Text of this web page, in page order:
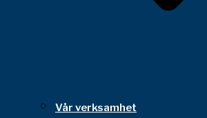
Vår verksamhet